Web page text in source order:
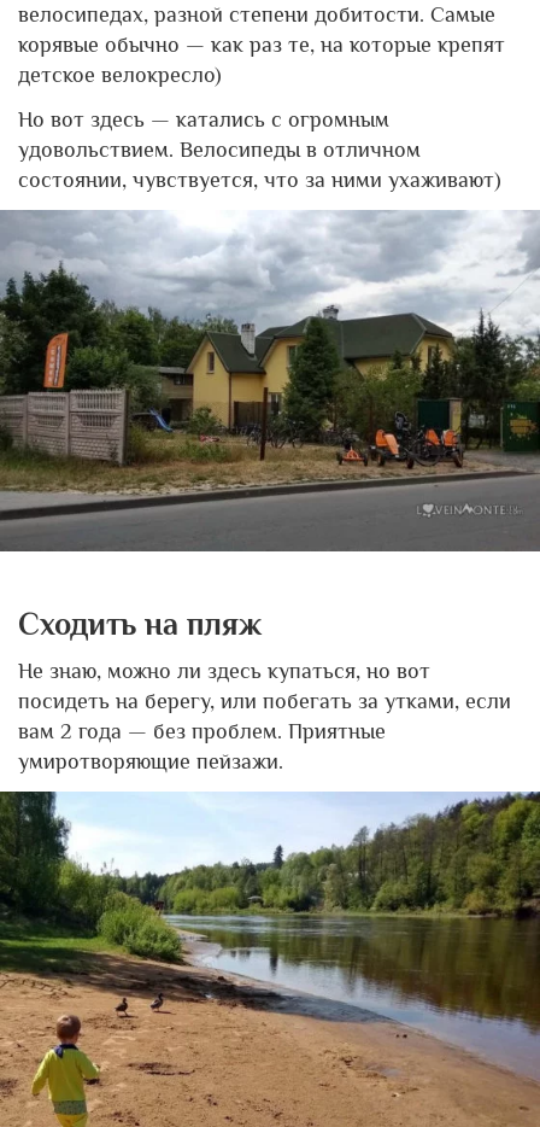
велосипедах, разной степени добитости. Самые
корявые обычно — как раз те, на которые крепят
детское велокресло)
Но вот здесь — катались с огромным
удовольствием. Велосипеды в отличном
состоянии, чувствуется, что за ними ухаживают)
Сходить на пляж
Не знаю, можно ли здесь купаться, но вот
посидеть на берегу, или побегать за утками, если
вам 2 года — без проблем. Приятные
умиротворяющие пейзажи.